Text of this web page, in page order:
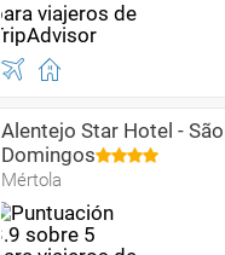
Alentejo Star Hotel - São
Domingos
Mértola